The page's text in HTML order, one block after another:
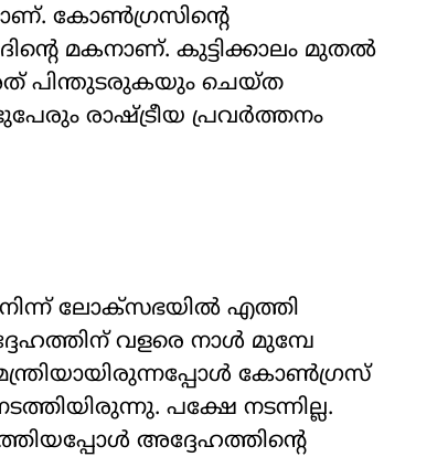
കോണ്‍ഗ്രസിന്‍റെ
മകനാണ്. കുട്ടിക്കാലം മുതല്‍
അത് പിന്തുടരുകയും ചെയ്ത
രാഷ്‌ട്രീയ പ്രവര്‍ത്തനം
ലോക്സഭയില്‍ എത്തി
വളരെ നാള്‍ മുമ്പേ
കോണ്‍ഗ്രസ്
പക്ഷേ നടന്നില്ല.
അദ്ദേഹത്തിന്‍റെ